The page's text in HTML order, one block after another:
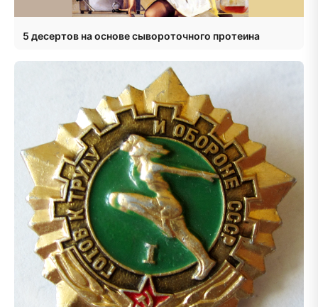
5 десертов на основе сывороточного протеина